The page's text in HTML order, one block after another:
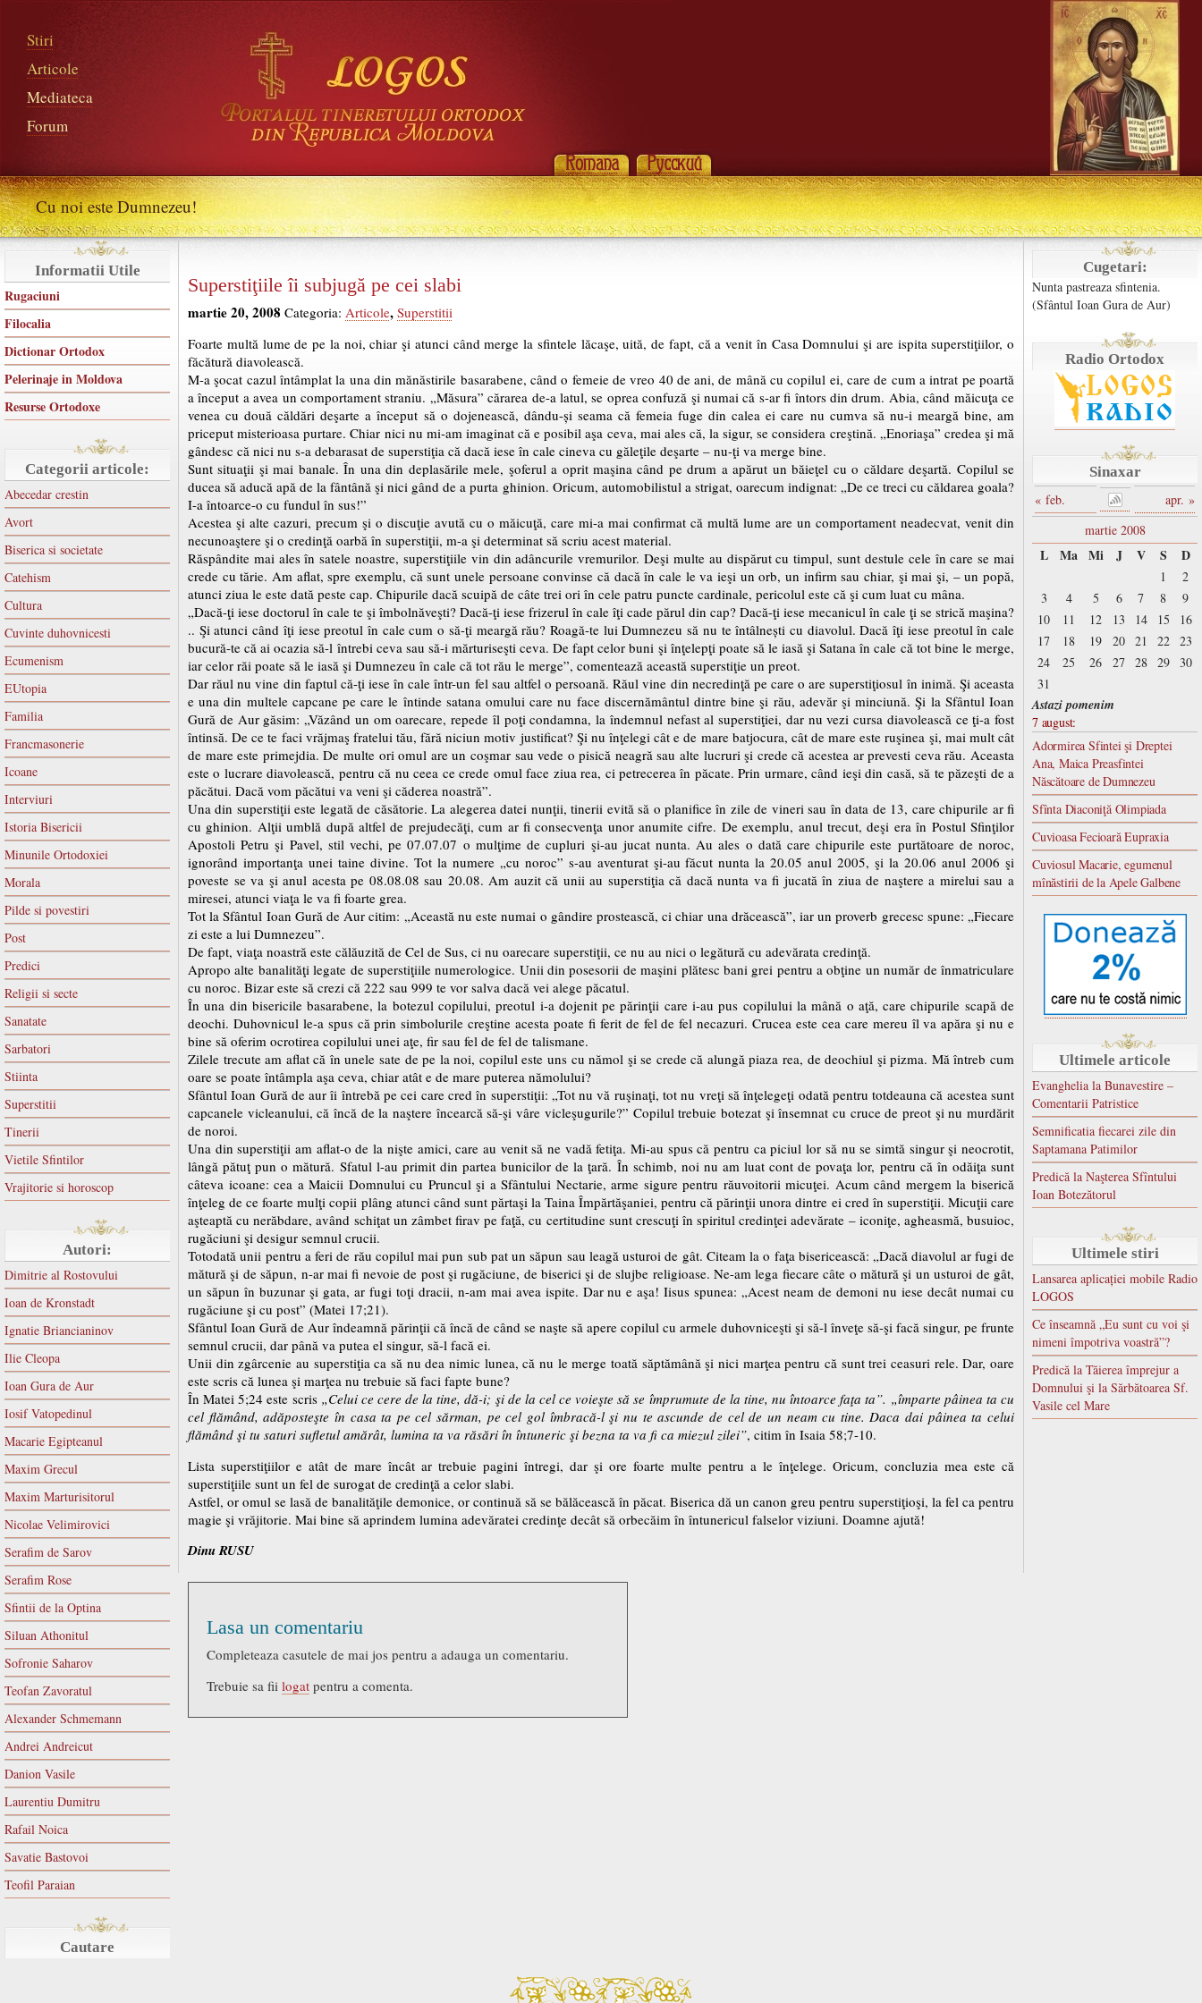
Stiri
Articole
Mediateca
Forum
Cu noi este Dumnezeu!
Informatii Utile
Rugaciuni
Filocalia
Dictionar Ortodox
Pelerinaje in Moldova
Resurse Ortodoxe
Categorii articole:
Abecedar crestin
Avort
Biserica si societate
Catehism
Cultura
Cuvinte duhovnicesti
Ecumenism
EUtopia
Familia
Francmasonerie
Icoane
Interviuri
Istoria Bisericii
Minunile Ortodoxiei
Morala
Pilde si povestiri
Post
Predici
Religii si secte
Sanatate
Sarbatori
Stiinta
Superstitii
Tinerii
Vietile Sfintilor
Vrajitorie si horoscop
Autori:
Dimitrie al Rostovului
Ioan de Kronstadt
Ignatie Briancianinov
Ilie Cleopa
Ioan Gura de Aur
Iosif Vatopedinul
Macarie Egipteanul
Maxim Grecul
Maxim Marturisitorul
Nicolae Velimirovici
Serafim de Sarov
Serafim Rose
Sfintii de la Optina
Siluan Athonitul
Sofronie Saharov
Teofan Zavoratul
Alexander Schmemann
Andrei Andreicut
Danion Vasile
Laurentiu Dumitru
Rafail Noica
Savatie Bastovoi
Teofil Paraian
Cautare
Cugetari:
Nunta pastreaza sfintenia.
(Sfântul Ioan Gura de Aur)
Radio Ortodox
Sinaxar
« feb.
apr. »
martie 2008
L Ma Mi J V S D
1
2
3
4 5 6 7 8
9
10
11 12 13 14 15
16
17
18 19 20 21 22
23
24
25 26 27 28 29
30
31
Astazi pomenim
7 august:
Adormirea Sfintei şi Dreptei
Ana, Maica Preasfintei
Născătoare de Dumnezeu
Sfînta Diaconiţă Olimpiada
Cuvioasa Fecioară Eupraxia
Cuviosul Macarie, egumenul
mînăstirii de la Apele Galbene
Ultimele articole
Evanghelia la Bunavestire –
Comentarii Patristice
Semnificatia fiecarei zile din
Saptamana Patimilor
Predică la Naşterea Sfîntului
Ioan Botezătorul
Ultimele stiri
Lansarea aplicației mobile Radio
LOGOS
Ce înseamnă „Eu sunt cu voi şi
nimeni împotriva voastră”?
Predică la Tăierea împrejur a
Domnului şi la Sărbătoarea Sf.
Vasile cel Mare
Superstiţiile îi subjugă pe cei slabi
martie 20, 2008 Categoria: Articole, Superstitii
Foarte multă lume de pe la noi, chiar şi atunci când merge la sfintele lăcaşe, uită, de fapt, că a venit în Casa Domnului şi are ispita superstiţiilor, o
făcătură diavolească.
M-a şocat cazul întâmplat la una din mănăstirile basarabene, când o femeie de vreo 40 de ani, de mână cu copilul ei, care de cum a intrat pe poartă
a început a avea un comportament straniu. „Măsura” cărarea de-a latul, se oprea confuză şi numai că s-ar fi întors din drum. Abia, când măicuţa ce
venea cu două căldări deşarte a început să o dojenească, dându-și seama că femeia fuge din calea ei care nu cumva să nu-i meargă bine, am
priceput misterioasa purtare. Chiar nici nu mi-am imaginat că e posibil aşa ceva, mai ales că, la sigur, se considera creştină. „Enoriaşa” credea şi mă
gândesc că nici nu s-a debarasat de superstiţia că dacă iese în cale cineva cu găleţile deşarte – nu-ţi va merge bine.
Sunt situaţii şi mai banale. În una din deplasările mele, şoferul a oprit maşina când pe drum a apărut un băieţel cu o căldare deşartă. Copilul se
ducea să aducă apă de la fântână şi nici gând de a purta ghinion. Oricum, automobilistul a strigat, oarecum indignat: „De ce treci cu căldarea goala?
I-a întoarce-o cu fundul în sus!”
Acestea şi alte cazuri, precum şi o discuţie avută cu o măicuţă, care mi-a mai confirmat că multă lume are un comportament neadecvat, venit din
necunoaştere şi o credinţă oarbă în superstiţii, m-a şi determinat să scriu acest material.
Răspândite mai ales în satele noastre, superstiţiile vin din adâncurile vremurilor. Deşi multe au dispărut cu timpul, sunt destule cele în care se mai
crede cu tărie. Am aflat, spre exemplu, că sunt unele persoane convinse că dacă în cale le va ieşi un orb, un infirm sau chiar, şi mai şi, – un popă,
atunci ziua le este dată peste cap. Chipurile dacă scuipă de câte trei ori în cele patru puncte cardinale, pericolul este că şi cum luat cu mâna.
„Dacă-ţi iese doctorul în cale te şi îmbolnăveşti? Dacă-ţi iese frizerul în cale îţi cade părul din cap? Dacă-ţi iese mecanicul în cale ţi se strică maşina?
.. Şi atunci când îţi iese preotul în cale cum o să-ţi meargă rău? Roagă-te lui Dumnezeu să nu te întâlnești cu diavolul. Dacă îţi iese preotul în cale
bucură-te că ai ocazia să-l întrebi ceva sau să-i mărturiseşti ceva. De fapt celor buni şi înţelepţi poate să le iasă şi Satana în cale că tot bine le merge,
iar celor răi poate să le iasă şi Dumnezeu în cale că tot rău le merge”, comentează această superstiţie un preot.
Dar răul nu vine din faptul că-ţi iese în cale într-un fel sau altfel o persoană. Răul vine din necredinţă pe care o are superstiţiosul în inimă. Şi aceasta
e una din multele capcane pe care le întinde satana omului care nu face discernământul dintre bine şi rău, adevăr şi minciună. Şi la Sfântul Ioan
Gură de Aur găsim: „Văzând un om oarecare, repede îl poţi condamna, la îndemnul nefast al superstiţiei, dar nu vezi cursa diavolească ce ţi-a fost
întinsă. De ce te faci vrăjmaş fratelui tău, fără niciun motiv justificat? Şi nu înţelegi cât e de mare batjocura, cât de mare este ruşinea şi, mai mult cât
de mare este primejdia. De multe ori omul are un coşmar sau vede o pisică neagră sau alte lucruri şi crede că acestea ar prevesti ceva rău. Aceasta
este o lucrare diavolească, pentru că nu ceea ce crede omul face ziua rea, ci petrecerea în păcate. Prin urmare, când ieşi din casă, să te păzeşti de a
păcătui. Dacă vom păcătui va veni şi căderea noastră”.
Una din superstiţii este legată de căsătorie. La alegerea datei nunţii, tinerii evită să o planifice în zile de vineri sau în data de 13, care chipurile ar fi
cu ghinion. Alţii umblă după altfel de prejudecăţi, cum ar fi consecvenţa unor anumite cifre. De exemplu, anul trecut, deşi era în Postul Sfinţilor
Apostoli Petru şi Pavel, stil vechi, pe 07.07.07 o mulţime de cupluri şi-au jucat nunta. Au ales o dată care chipurile este purtătoare de noroc,
ignorând importanţa unei taine divine. Tot la numere „cu noroc” s-au aventurat şi-au făcut nunta la 20.05 anul 2005, şi la 20.06 anul 2006 şi
poveste se va şi anul acesta pe 08.08.08 sau 20.08. Am auzit că unii au superstiţia că dacă nunta va fi jucată în ziua de naştere a mirelui sau a
miresei, atunci viaţa le va fi foarte grea.
Tot la Sfântul Ioan Gură de Aur citim: „Această nu este numai o gândire prostească, ci chiar una drăcească”, iar un proverb grecesc spune: „Fiecare
zi este a lui Dumnezeu”.
De fapt, viaţa noastră este călăuzită de Cel de Sus, ci nu oarecare superstiţii, ce nu au nici o legătură cu adevărata credinţă.
Apropo alte banalităţi legate de superstiţiile numerologice. Unii din posesorii de maşini plătesc bani grei pentru a obţine un număr de înmatriculare
cu noroc. Bizar este să crezi că 222 sau 999 te vor salva dacă vei alege păcatul.
În una din bisericile basarabene, la botezul copilului, preotul i-a dojenit pe părinţii care i-au pus copilului la mână o aţă, care chipurile scapă de
deochi. Duhovnicul le-a spus că prin simbolurile creştine acesta poate fi ferit de fel de fel necazuri. Crucea este cea care mereu îl va apăra şi nu e
bine să oferim ocrotirea copilului unei aţe, fir sau fel de fel de talismane.
Zilele trecute am aflat că în unele sate de pe la noi, copilul este uns cu nămol şi se crede că alungă piaza rea, de deochiul şi pizma. Mă întreb cum
oare se poate întâmpla aşa ceva, chiar atât e de mare puterea nămolului?
Sfântul Ioan Gură de aur îi întrebă pe cei care cred în superstiţii: „Tot nu vă ruşinaţi, tot nu vreţi să înţelegeţi odată pentru totdeauna că acestea sunt
capcanele vicleanului, că încă de la naştere încearcă să-şi vâre vicleşugurile?” Copilul trebuie botezat şi însemnat cu cruce de preot şi nu murdărit
de noroi.
Una din superstiţii am aflat-o de la nişte amici, care au venit să ne vadă fetiţa. Mi-au spus că pentru ca piciul lor să nu se simtă singur şi neocrotit,
lângă pătuţ pun o mătură. Sfatul l-au primit din partea bunicilor de la ţară. În schimb, noi nu am luat cont de povaţa lor, pentru că în odăiţa sunt
câteva icoane: cea a Maicii Domnului cu Pruncul şi a Sfântului Nectarie, arme sigure pentru răuvoitorii micuţei. Acum când mergem la biserică
înţeleg de ce foarte mulţi copii plâng atunci când sunt părtaşi la Taina Împărtăşaniei, pentru că părinţii unora dintre ei cred în superstiţii. Micuţii care
aşteaptă cu nerăbdare, având schiţat un zâmbet firav pe faţă, cu certitudine sunt crescuţi în spiritul credinţei adevărate – iconiţe, agheasmă, busuioc,
rugăciuni şi desigur semnul crucii.
Totodată unii pentru a feri de rău copilul mai pun sub pat un săpun sau leagă usturoi de gât. Citeam la o faţa bisericească: „Dacă diavolul ar fugi de
mătură şi de săpun, n-ar mai fi nevoie de post şi rugăciune, de biserici şi de slujbe religioase. Ne-am lega fiecare câte o mătură şi un usturoi de gât,
un săpun în buzunar şi gata, ar fugi toţi dracii, n-am mai avea ispite. Dar nu e aşa! Iisus spunea: „Acest neam de demoni nu iese decât numai cu
rugăciune şi cu post” (Matei 17;21).
Sfântul Ioan Gură de Aur îndeamnă părinţii că încă de când se naşte să apere copilul cu armele duhovniceşti şi să-l înveţe să-şi facă singur, pe frunte
semnul crucii, dar până va putea el singur, să-l facă ei.
Unii din zgârcenie au superstiţia ca să nu dea nimic lunea, că nu le merge toată săptămână şi nici marţea pentru că sunt trei ceasuri rele. Dar, oare
este scris că lunea şi marţea nu trebuie să faci fapte bune?
În Matei 5;24 este scris „Celui ce cere de la tine, dă-i; şi de la cel ce voieşte să se împrumute de la tine, nu întoarce faţa ta”. „împarte pâinea ta cu
cel flămând, adăposteşte în casa ta pe cel sărman, pe cel gol îmbracă-l şi nu te ascunde de cel de un neam cu tine. Daca dai pâinea ta celui
flămând şi tu saturi sufletul amărât, lumina ta va răsări în întuneric şi bezna ta va fi ca miezul zilei”, citim în Isaia 58;7-10.
Lista superstiţiilor e atât de mare încât ar trebuie pagini întregi, dar şi ore foarte multe pentru a le înţelege. Oricum, concluzia mea este că
superstiţiile sunt un fel de surogat de credinţă a celor slabi.
Astfel, or omul se lasă de banalităţile demonice, or continuă să se bălăcească în păcat. Biserica dă un canon greu pentru superstiţioşi, la fel ca pentru
magie şi vrăjitorie. Mai bine să aprindem lumina adevăratei credinţe decât să orbecăim în întunericul falselor viziuni. Doamne ajută!
Dinu RUSU
Lasa un comentariu
Completeaza casutele de mai jos pentru a adauga un comentariu.
Trebuie sa fii logat pentru a comenta.